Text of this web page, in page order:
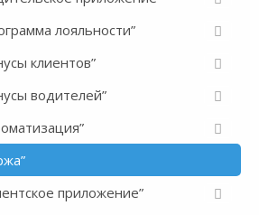
лояльности”
клиентов”
водителей”
приложение”